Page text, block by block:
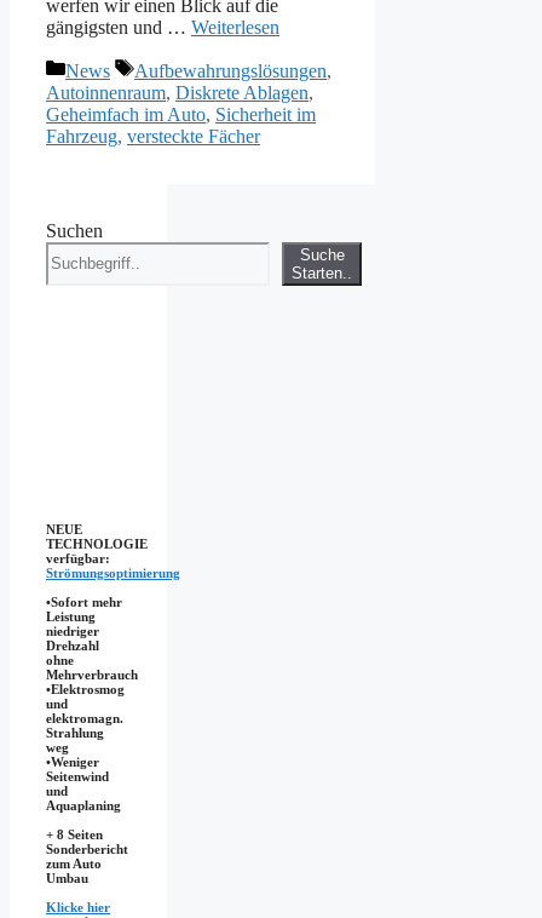
werfen wir einen Blick auf die
gängigsten und … Weiterlesen
Kategorien
News Schlagwörter
Aufbewahrungslösungen,
Autoinnenraum, Diskrete Ablagen,
Geheimfach im Auto, Sicherheit im
Fahrzeug, versteckte Fächer
Suchen
Suche
Starten..
NEUE
TECHNOLOGIE
verfügbar:
Strömungsoptimierung
•Sofort mehr
Leistung
niedriger
Drehzahl
ohne
Mehrverbrauch
•Elektrosmog
und
elektromagn.
Strahlung
weg
•​Weniger
Seitenwind
und
Aquaplaning
+ 8 Seiten
Sonderbericht
zum Auto
Umbau
Klicke hier